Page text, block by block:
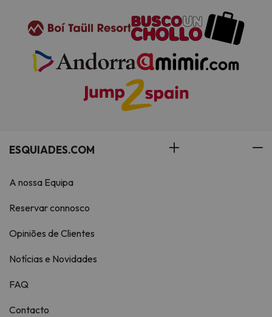
ESQUIADES.COM
A nossa Equipa
Reservar connosco
Opiniões de Clientes
Notícias e Novidades
FAQ
Contacto